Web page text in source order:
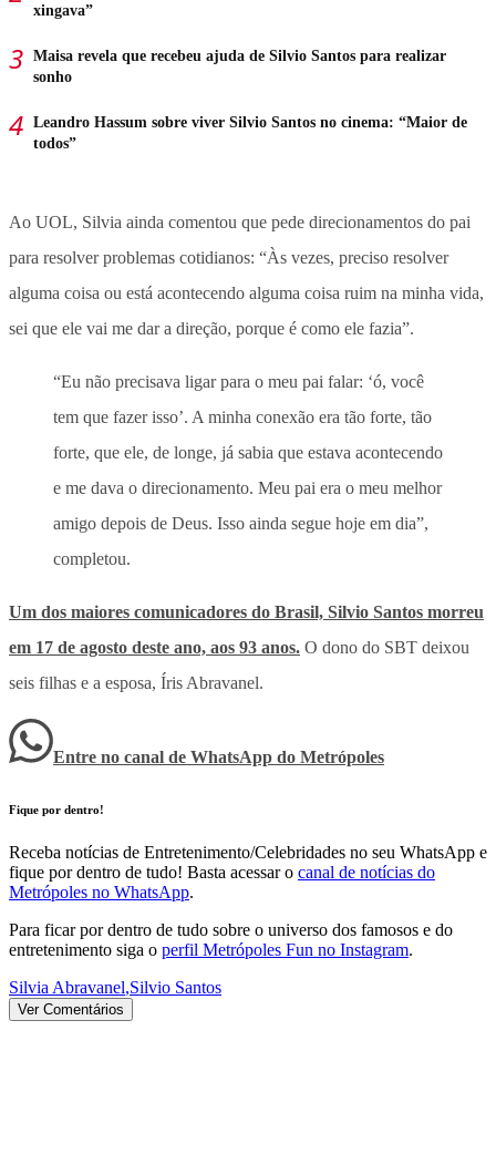
xingava”
Maisa revela que recebeu ajuda de Silvio Santos para realizar
sonho
Leandro Hassum sobre viver Silvio Santos no cinema: “Maior de
todos”
Ao UOL, Silvia ainda comentou que pede direcionamentos do pai
para resolver problemas cotidianos: “Às vezes, preciso resolver
alguma coisa ou está acontecendo alguma coisa ruim na minha vida,
sei que ele vai me dar a direção, porque é como ele fazia”.
“Eu não precisava ligar para o meu pai falar: ‘ó, você
tem que fazer isso’. A minha conexão era tão forte, tão
forte, que ele, de longe, já sabia que estava acontecendo
e me dava o direcionamento. Meu pai era o meu melhor
amigo depois de Deus. Isso ainda segue hoje em dia”,
completou.
Um dos maiores comunicadores do Brasil, Silvio Santos morreu
em 17 de agosto deste ano, aos 93 anos. O dono do SBT deixou
seis filhas e a esposa, Íris Abravanel.
Entre no canal de WhatsApp do Metrópoles
Fique por dentro!
Receba notícias de Entretenimento/Celebridades no seu WhatsApp e
fique por dentro de tudo! Basta acessar o canal de notícias do
Metrópoles no WhatsApp.
Para ficar por dentro de tudo sobre o universo dos famosos e do
entretenimento siga o perfil Metrópoles Fun no Instagram.
Silvia Abravanel,Silvio Santos
Ver Comentários